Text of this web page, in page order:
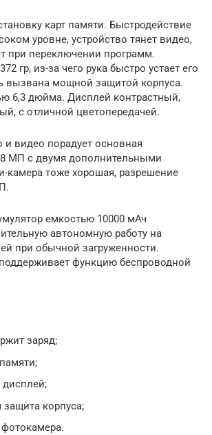
карт памяти. Быстродействие
уровне, устройство тянет видео,
при переключении программ.
гр, из-за чего рука быстро устает его
вызвана мощной защитой корпуса.
6,3 дюйма. Дисплей контрастный,
с отличной цветопередачей.
и видео порадует основная
МП с двумя дополнительными
камера тоже хорошая, разрешение
емкостью 10000 мАч
автономную работу на
при обычной загруженности.
функцию беспроводной
заряд;
защита корпуса;